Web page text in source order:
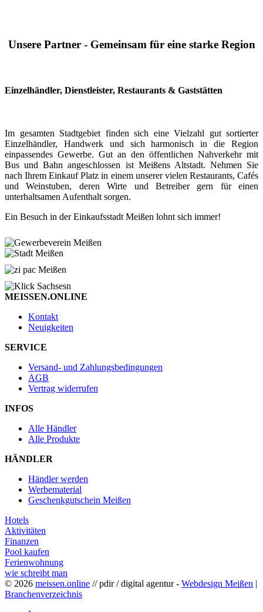
Unsere Partner - Gemeinsam für eine starke Region
Einzelhändler, Dienstleister, Restaurants & Gaststätten
Im gesamten Stadtgebiet finden sich eine Vielzahl gut sortierter
Einzelhändler, Handwerk und sich harmonisch in die Region
einpassendes Gewerbe. Gut an den öffentlichen Nahverkehr mit
Bus und Bahn angeschlossen ist Meißens Altstadt. Nehmen Sie
nach Ihrem Einkauf Platz in einem unserer vielen Restaurants, Cafés
und Weinstuben, deren Wirte und Betreiber gern für einen
unterhaltsamen Aufenthalt sorgen.
Ein Besuch in der Einkaufsstadt Meißen lohnt sich immer!
MEISSEN.ONLINE
Kontakt
Neuigkeiten
SERVICE
Versand- und Zahlungsbedingungen
AGB
Vertrag widerrufen
INFOS
Alle Händler
Alle Produkte
HÄNDLER
Händler werden
Werbematerial
Geschenkgutschein Meißen
Hotels
Aktivitäten
Finanzen
Pool kaufen
Ferienwohnung
wie schreibt man
© 2026 meissen.online // pdir / digital agentur - Webdesign Meißen |
Branchenverzeichnis